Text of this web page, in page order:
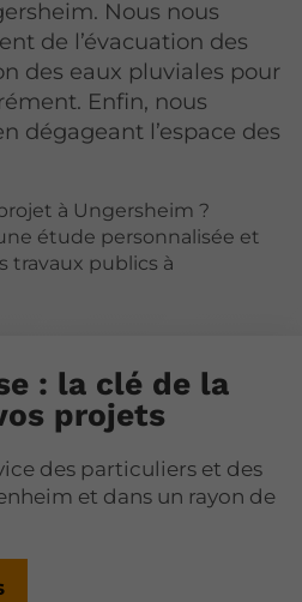
Nous nous
de l’évacuation des
des eaux pluviales pour
Enfin, nous
dégageant l’espace des
à Ungersheim ?
étude personnalisée et
travaux publics à
: la clé de la
projets
des particuliers et des
et dans un rayon de